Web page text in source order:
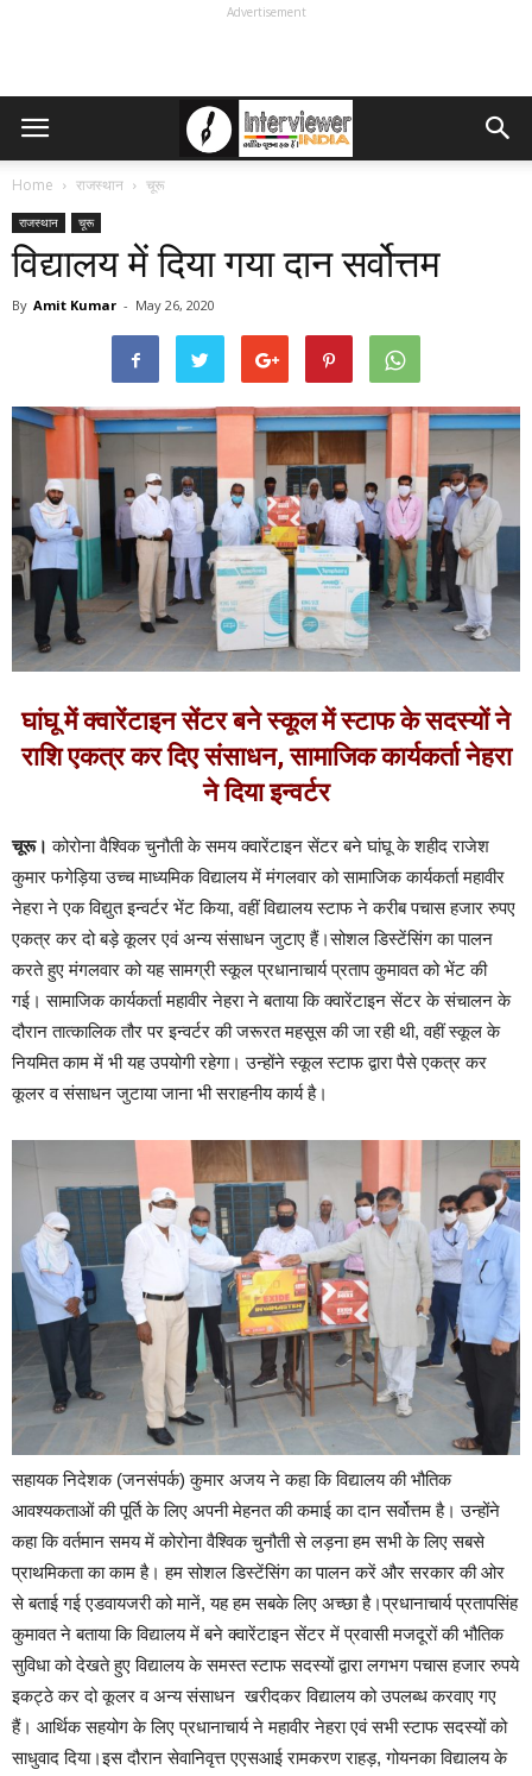
Advertisement
Home राजस्थान चूरू
राजस्थान चूरू
विद्यालय में दिया गया दान सर्वोत्तम
By Amit Kumar - May 26, 2020
घांघू में क्वारेंटाइन सेंटर बने स्कूल में स्टाफ के सदस्यों ने
राशि एकत्र कर दिए संसाधन, सामाजिक कार्यकर्ता नेहरा
ने दिया इन्वर्टर
चूरू। कोरोना वैश्विक चुनौती के समय क्वारेंटाइन सेंटर बने घांघू के शहीद राजेश
कुमार फगेड़िया उच्च माध्यमिक विद्यालय में मंगलवार को सामाजिक कार्यकर्ता महावीर
नेहरा ने एक विद्युत इन्वर्टर भेंट किया, वहीं विद्यालय स्टाफ ने करीब पचास हजार रुपए
एकत्र कर दो बड़े कूलर एवं अन्य संसाधन जुटाए हैं।सोशल डिस्टेंसिंग का पालन
करते हुए मंगलवार को यह सामग्री स्कूल प्रधानाचार्य प्रताप कुमावत को भेंट की
गई। सामाजिक कार्यकर्ता महावीर नेहरा ने बताया कि क्वारेंटाइन सेंटर के संचालन के
दौरान तात्कालिक तौर पर इन्वर्टर की जरूरत महसूस की जा रही थी, वहीं स्कूल के
नियमित काम में भी यह उपयोगी रहेगा। उन्होंने स्कूल स्टाफ द्वारा पैसे एकत्र कर
कूलर व संसाधन जुटाया जाना भी सराहनीय कार्य है।
सहायक निदेशक (जनसंपर्क) कुमार अजय ने कहा कि विद्यालय की भौतिक
आवश्यकताओं की पूर्ति के लिए अपनी मेहनत की कमाई का दान सर्वोत्तम है। उन्होंने
कहा कि वर्तमान समय में कोरोना वैश्विक चुनौती से लड़ना हम सभी के लिए सबसे
प्राथमिकता का काम है। हम सोशल डिस्टेंसिंग का पालन करें और सरकार की ओर
से बताई गई एडवायजरी को मानें, यह हम सबके लिए अच्छा है।प्रधानाचार्य प्रतापसिंह
कुमावत ने बताया कि विद्यालय में बने क्वारेंटाइन सेंटर में प्रवासी मजदूरों की भौतिक
सुविधा को देखते हुए विद्यालय के समस्त स्टाफ सदस्यों द्वारा लगभग पचास हजार रुपये
इकट्ठे कर दो कूलर व अन्य संसाधन खरीदकर विद्यालय को उपलब्ध करवाए गए
हैं। आर्थिक सहयोग के लिए प्रधानाचार्य ने महावीर नेहरा एवं सभी स्टाफ सदस्यों को
साधुवाद दिया।इस दौरान सेवानिवृत्त एएसआई रामकरण राहड़, गोयनका विद्यालय के